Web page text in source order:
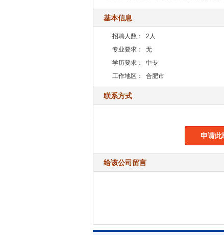
基本信息
招聘人数： 2人
专业要求：
无
学历要求：
中专
工作地区：
合肥市
联系方式
申请此
给该公司留言